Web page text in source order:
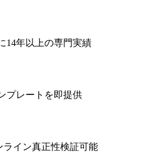
14年以上の専門実績
プレートを即提供
ライン真正性検証可能